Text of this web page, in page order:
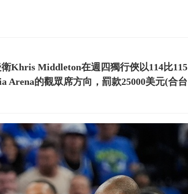
Khris Middleton在週四獨行俠以114比115
Arena的觀眾席方向，罰款25000美元(合台